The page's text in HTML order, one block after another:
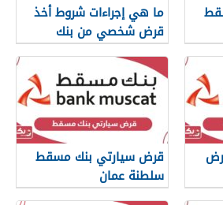
ما هي إجراءات شروط أخذ
قرض شخصي من بنك
مسقط
قرض سيارتي بنك مسقط
سلطنة عمان